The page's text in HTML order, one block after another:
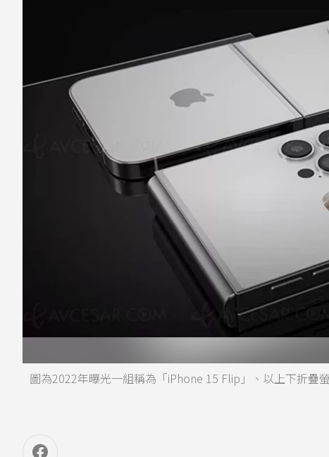
圖為2022年曝光一組稱為「iPhone 15 Flip」、以上下折疊